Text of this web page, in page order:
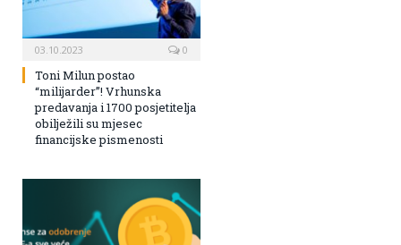
03.10.2023 0
Toni Milun postao
“milijarder”! Vrhunska
predavanja i 1700 posjetitelja
obilježili su mjesec
financijske pismenosti